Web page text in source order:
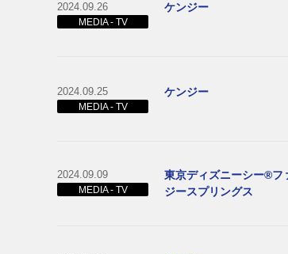
2024.09.26
MEDIA - TV
ケンジー
2024.09.25
MEDIA - TV
ケンジー
2024.09.09
MEDIA - TV
東京ディズニーシー®フ
ジースプリングス